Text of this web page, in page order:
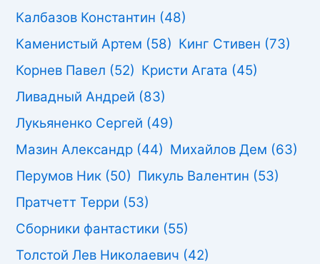
Калбазов Константин (48)
Каменистый Артем (58) Кинг Стивен (73)
Корнев Павел (52) Кристи Агата (45)
Ливадный Андрей (83)
Лукьяненко Сергей (49)
Мазин Александр (44) Михайлов Дем (63)
Перумов Ник (50) Пикуль Валентин (53)
Пратчетт Терри (53)
Сборники фантастики (55)
Толстой Лев Николаевич (42)